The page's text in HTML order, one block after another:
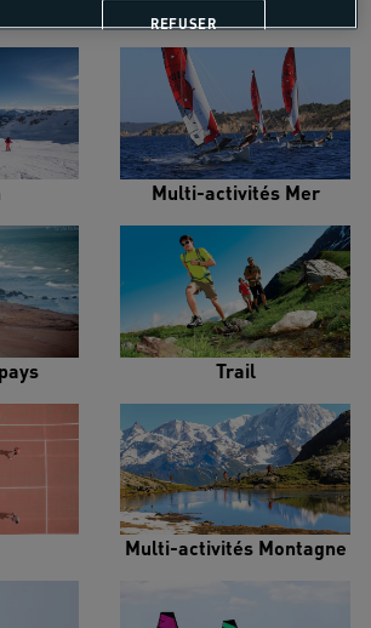
Snowboard
Multi-activités Mer
Trail
Multi-activités Montagne
REFUSER